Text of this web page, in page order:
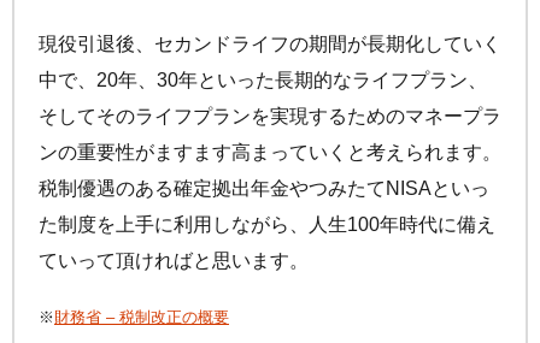
現役引退後、セカンドライフの期間が長期化していく
中で、20年、30年といった長期的なライフプラン、
そしてそのライフプランを実現するためのマネープラ
ンの重要性がますます高まっていくと考えられます。
税制優遇のある確定拠出年金やつみたてNISAといっ
た制度を上手に利用しながら、人生100年時代に備え
ていって頂ければと思います。
※ 財務省 – 税制改正の概要